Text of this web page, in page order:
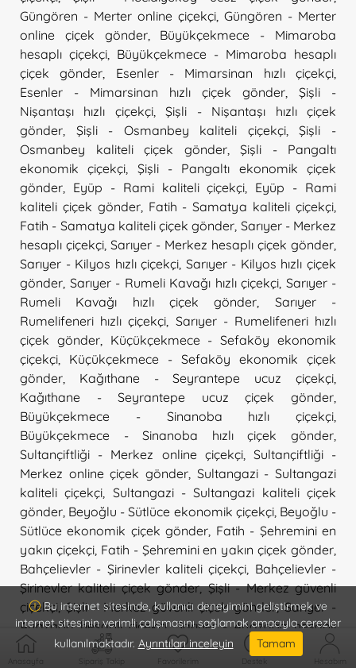
Güngören - Merter online çiçekçi Güngören - Merter
online çiçek gönder, Büyükçekmece - Mimaroba
hesaplı çiçekçi
Büyükçekmece - Mimaroba hesaplı
çiçek gönder
Esenler - Mimarsinan hızlı çiçekçi
Esenler - Mimarsinan hızlı çiçek gönder
Şişli -
Nişantaşı hızlı çiçekçi,Şişli - Nişantaşı hızlı çiçek
gönder
Şişli - Osmanbey kaliteli çiçekçi,Şişli -
Osmanbey kaliteli çiçek gönder, Şişli - Pangaltı
ekonomik çiçekçi
Şişli - Pangaltı ekonomik çiçek
gönder
Eyüp - Rami kaliteli çiçekçi
Eyüp - Rami
kaliteli çiçek gönder, Fatih - Samatya kaliteli çiçekçi
Fatih - Samatya kaliteli çiçek gönder Sarıyer - Merkez
hesaplı çiçekçi Sarıyer - Merkez hesaplı çiçek gönder
Sarıyer - Kilyos hızlı çiçekçi Sarıyer - Kilyos hızlı çiçek
gönder Sarıyer - Rumeli Kavağı hızlı çiçekçi Sarıyer -
Rumeli Kavağı hızlı çiçek gönder
Sarıyer -
Rumelifeneri hızlı çiçekçi Sarıyer - Rumelifeneri hızlı
çiçek gönder, Küçükçekmece - Sefaköy ekonomik
çiçekçi
Küçükçekmece - Sefaköy ekonomik çiçek
gönder
Kağıthane - Seyrantepe ucuz çiçekçi
Kağıthane - Seyrantepe ucuz çiçek gönder
Büyükçekmece - Sinanoba hızlı çiçekçi
Büyükçekmece - Sinanoba hızlı çiçek gönder
Sultançiftliği - Merkez online çiçekçi, Sultançiftliği -
Merkez online çiçek gönder Sultangazi - Sultangazi
kaliteli çiçekçi
Sultangazi - Sultangazi kaliteli çiçek
gönder Beyoğlu - Sütlüce ekonomik çiçekçi, Beyoğlu -
Sütlüce ekonomik çiçek gönder Fatih - Şehremini en
yakın çiçekçi, Fatih - Şehremini en yakın çiçek gönder
Bahçelievler - Şirinevler kaliteli çiçekçi Bahçelievler -
Şirinevler kaliteli çiçek gönder,Şişli - Merkez güvenli
çiçekçi ,Şişli - Merkez güvenli çiçek gönder,Sarıyer -
Ayazağa hesaplı çiçekçi,Sarıyer - Ayazağa hesaplı
çiçek gönder,Şişli - Bomonti online çiçekçi,
Şişli -
Bomonti online çiçek gönder
Şişli - Esentepe
Anasayfa Sipariş Takip Favorilerim Destek Hesabım
Bu internet sitesinde, kullanıcı deneyimini geliştirmek ve
internet sitesinin verimli çalışmasını sağlamak amacıyla çerezler
kullanılmaktadır. Ayrıntıları inceleyin Tamam